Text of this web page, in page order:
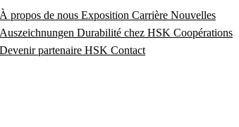
À propos de nous Exposition Carrière Nouvelles
Auszeichnungen Durabilité chez HSK Coopérations
Devenir partenaire HSK Contact